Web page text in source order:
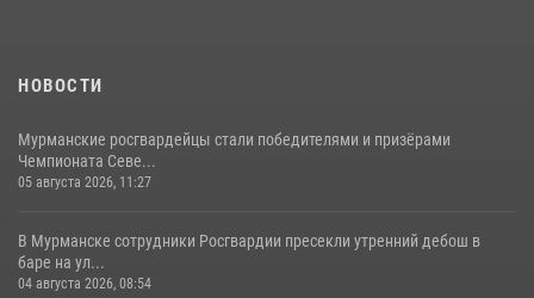
НОВОСТИ
Мурманские росгвардейцы стали победителями и призёрами
Чемпионата Севе...
05 августа 2026, 11:27
В Мурманске сотрудники Росгвардии пресекли утренний дебош в
баре на ул...
04 августа 2026, 08:54